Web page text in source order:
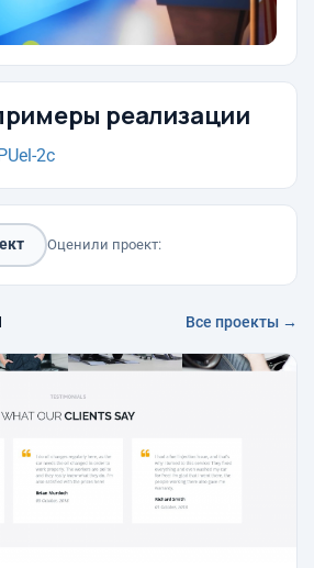
реализации
2c
Оценили проект:
Все проекты →